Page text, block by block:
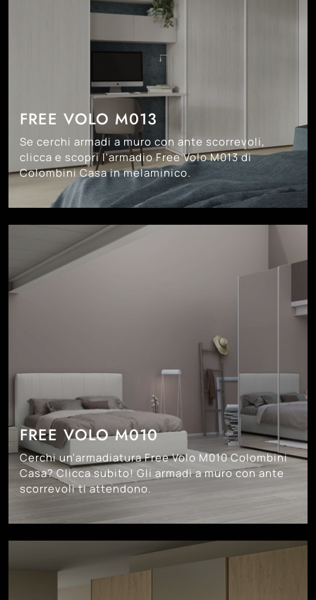
FREE VOLO M013
Se cerchi armadi a muro con ante scorrevoli,
clicca e scopri l'armadio Free Volo M013 di
Colombini Casa in melaminico.
FREE VOLO M010
Cerchi un'armadiatura Free Volo M010 Colombini
Casa? Clicca subito! Gli armadi a muro con ante
scorrevoli ti attendono.